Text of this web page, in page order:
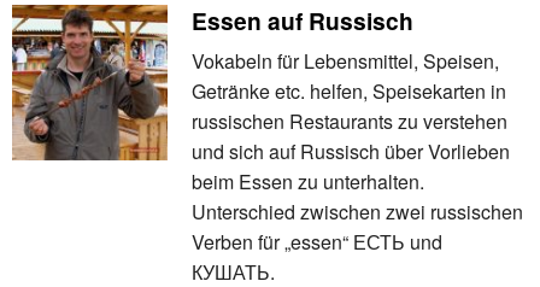
Essen auf Russisch
Vokabeln für Lebensmittel, Speisen,
Getränke etc. helfen, Speisekarten in
russischen Restaurants zu verstehen
und sich auf Russisch über Vorlieben
beim Essen zu unterhalten.
Unterschied zwischen zwei russischen
Verben für „essen“ ЕСТЬ und
КУШАТЬ.